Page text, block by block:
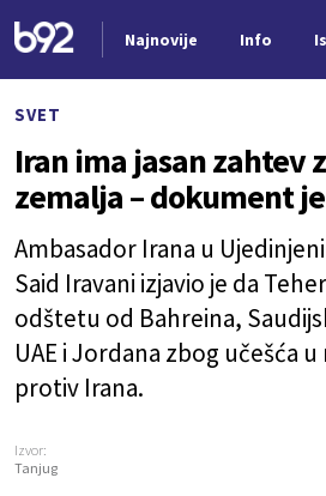
Najnovije Info
SVET
Iran ima jasan zahtev
zemalja – dokument
Ambasador Irana u
Said Iravani izjavio je da
odštetu od Bahreina,
UAE i Jordana zbog učešća u
protiv Irana.
Izvor:
Tanjug